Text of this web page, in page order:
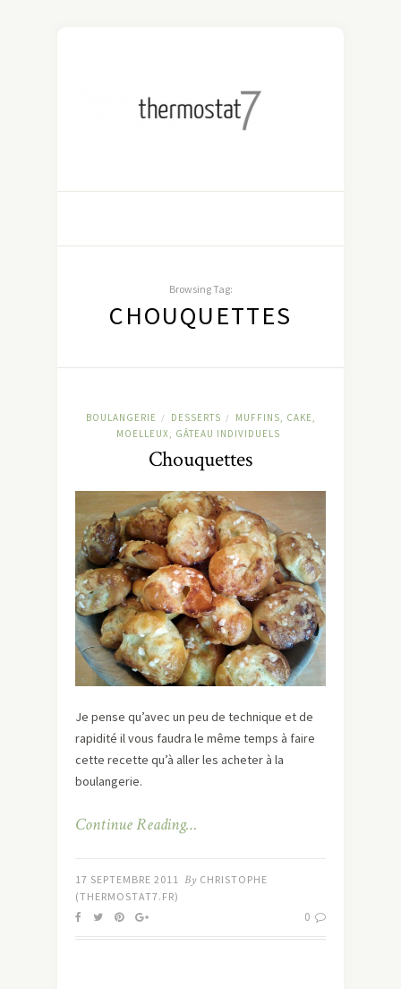
Browsing Tag:
CHOUQUETTES
BOULANGERIE / DESSERTS /
MUFFINS, CAKE,
MOELLEUX, GÂTEAU INDIVIDUELS
Chouquettes
Je pense qu’avec un peu de technique et de
rapidité il vous faudra le même temps à faire
cette recette qu’à aller les acheter à la
boulangerie.
Continue Reading…
17 SEPTEMBRE 2011 By CHRISTOPHE
(THERMOSTAT7.FR)
0